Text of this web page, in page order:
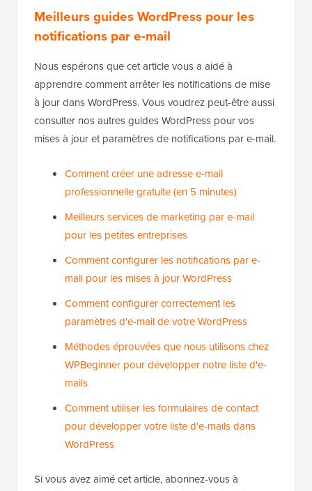
Vous pouvez l'utiliser avec un fournisseur de services
Gmail combiné avec laversion gratuite du plugin WP
Mail SMTP.
Pour plus de détails, consultez notre guide sur
Comment configurer WP Mail SMTPsur votre site
Meilleurs guides WordPress pour les
notifications par e-mail
Nous espérons que cet article vous a aidé à
apprendre comment arrêter les notifications de mise
à jour dans WordPress. Vous voudrez peut-être aussi
consulter nos autres guides WordPress pour vos
mises à jour et paramètres de notifications par e-mail.
Comment créer une adresse e-mail
professionnelle gratuite (en 5 minutes)
pour les petites entreprises
Comment configurer les notifications par e-
Comment configurer correctement les